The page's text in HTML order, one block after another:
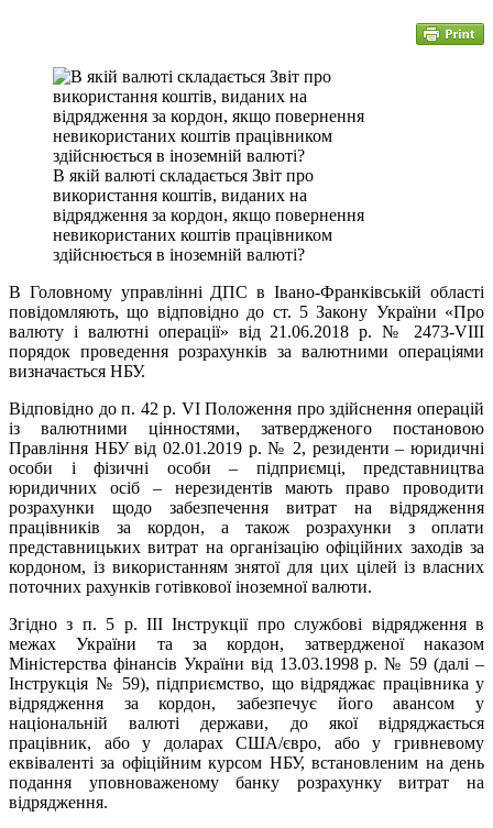
В якій валюті складається Звіт про
використання коштів, виданих на
відрядження за кордон, якщо повернення
невикористаних коштів працівником
здійснюється в іноземній валюті?
В Головному управлінні ДПС в Івано-Франківській області
повідомляють, що відповідно до ст. 5 Закону України «Про
валюту і валютні операції» від 21.06.2018 р. № 2473-VIII
порядок проведення розрахунків за валютними операціями
визначається НБУ.
Відповідно до п. 42 р. VI Положення про здійснення операцій
із валютними цінностями, затвердженого постановою
Правління НБУ від 02.01.2019 р. № 2, резиденти – юридичні
особи і фізичні особи – підприємці, представництва
юридичних осіб – нерезидентів мають право проводити
розрахунки щодо забезпечення витрат на відрядження
працівників за кордон, а також розрахунки з оплати
представницьких витрат на організацію офіційних заходів за
кордоном, із використанням знятої для цих цілей із власних
поточних рахунків готівкової іноземної валюти.
Згідно з п. 5 р. IІІ Інструкції про службові відрядження в
межах України та за кордон, затвердженої наказом
Міністерства фінансів України від 13.03.1998 р. № 59 (далі –
Інструкція № 59), підприємство, що відряджає працівника у
відрядження за кордон, забезпечує його авансом у
національній валюті держави, до якої відряджається
працівник, або у доларах США/євро, або у гривневому
еквіваленті за офіційним курсом НБУ, встановленим на день
подання уповноваженому банку розрахунку витрат на
відрядження.